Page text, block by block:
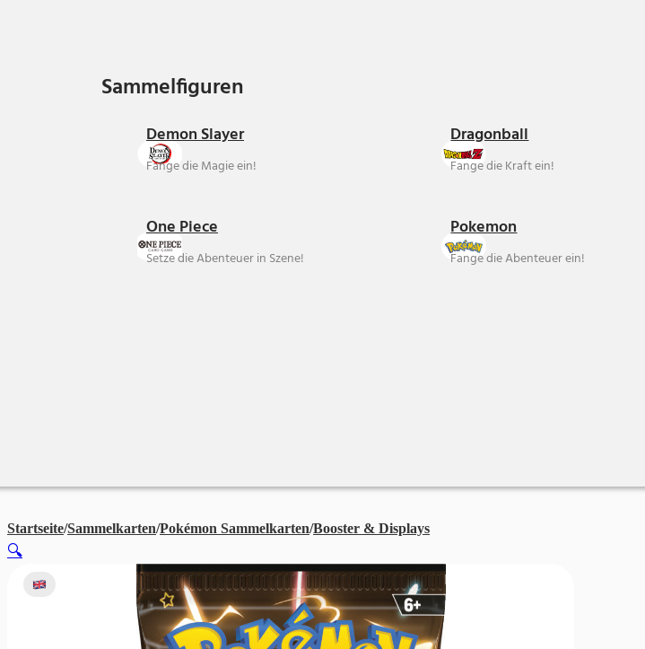
Sammelfiguren
Demon Slayer
Fange die Magie ein!
Dragonball
Fange die Kraft ein!
One Piece
Setze die Abenteuer in Szene!
Pokemon
Fange die Abenteuer ein!
Startseite/Sammelkarten/Pokémon Sammelkarten/Booster & Displays
🔍